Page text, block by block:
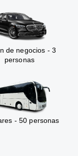
de negocios - 3
personas
- 50 personas